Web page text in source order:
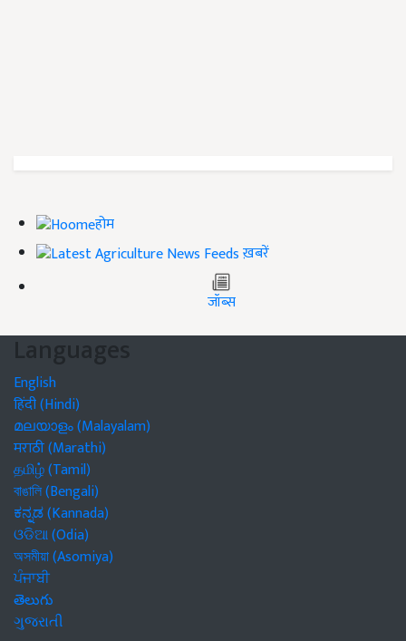
होम
ख़बरें
जॉब्स
Languages
English
हिंदी (Hindi)
മലയാളം (Malayalam)
मराठी (Marathi)
தமிழ் (Tamil)
বাঙালি (Bengali)
ಕನ್ನಡ (Kannada)
ଓଡିଆ (Odia)
অসমীয়া (Asomiya)
ਪੰਜਾਬੀ
తెలుగు
ગુજરાતી